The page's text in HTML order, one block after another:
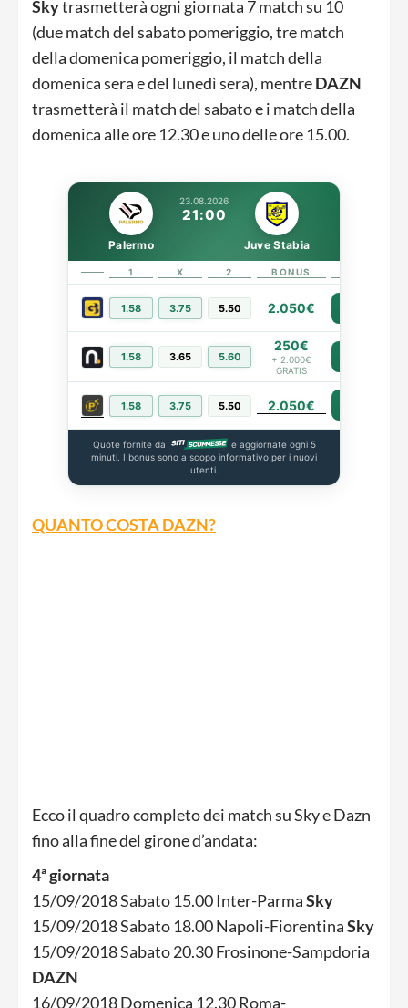
Skytrasmetterà ogni giornata 7 match su 10
(due match del sabato pomeriggio, tre match
della domenica pomeriggio, il match della
domenica sera e del lunedì sera), mentreDAZN
trasmetterà il match del sabato e i match della
domenica alle ore 12.30 e uno delle ore 15.00.
23.08.2026
21:00
Palermo Juve Stabia
1 X 2 BONUS
1.58 3.75 5.50 2.050€
1.58 3.65 5.60
250€
+ 2.000€
GRATIS
1.58 3.75 5.50 2.050€
Quote fornite da
e aggiornate ogni 5
minuti. I bonus sono a scopo informativo per i nuovi
utenti.
QUANTO COSTA DAZN?
Ecco il quadro completo dei match su Sky e Dazn
fino alla fine del girone d’andata:
4ª giornata
15/09/2018 Sabato 15.00 Inter-ParmaSky
15/09/2018 Sabato 18.00 Napoli-FiorentinaSky
15/09/2018 Sabato 20.30 Frosinone-Sampdoria
DAZN
16/09/2018 Domenica 12.30 Roma-